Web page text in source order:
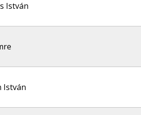
István
István